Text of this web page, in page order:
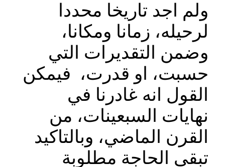
ولم اجد تاريخا محددا
لرحيله، زمانا ومكانا،
وضمن التقديرات التي
حسبت، او قدرت، فيمكن
القول انه غادرنا في
نهايات السبعينات، من
القرن الماضي، وبالتاكيد
تبقى الحاجة مطلوبة